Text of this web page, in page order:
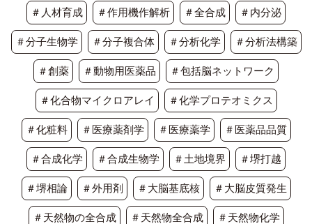
＃人材育成 ＃作用機作解析 ＃全合成 ＃内分泌
＃分子生物学 ＃分子複合体 ＃分析化学 ＃分析法構築
＃創薬 ＃動物用医薬品 ＃包括脳ネットワーク
＃化合物マイクロアレイ ＃化学プロテオミクス
＃化粧料 ＃医療薬剤学 ＃医療薬学 ＃医薬品品質
＃合成化学 ＃合成生物学 ＃土地境界 ＃堺打越
＃堺相論 ＃外用剤 ＃大脳基底核 ＃大脳皮質発生
＃天然物の全合成 ＃天然物全合成 ＃天然物化学